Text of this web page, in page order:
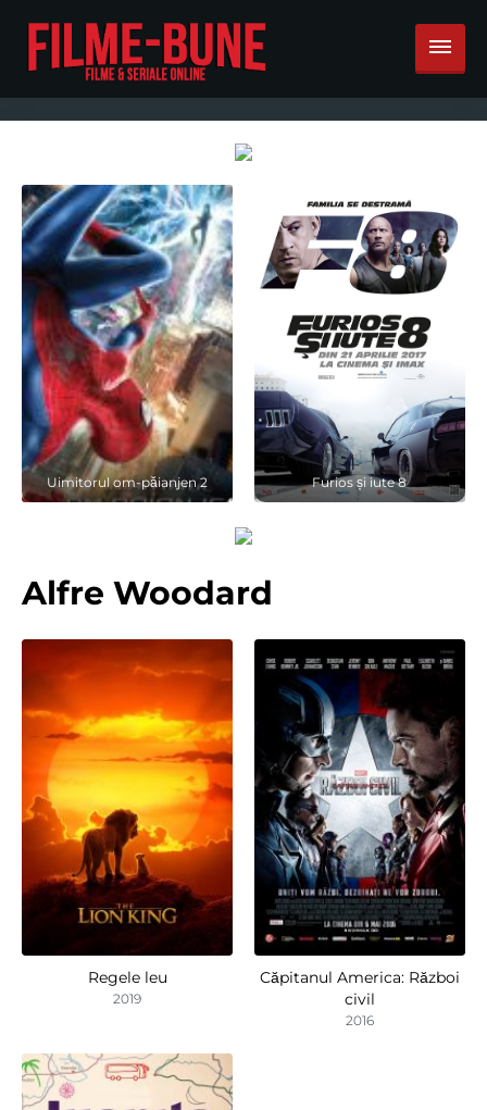
Uimitorul om-păianjen 2 Furios și iute 8
Alfre Woodard
Regele leu
2019
Căpitanul America: Război
civil
2016